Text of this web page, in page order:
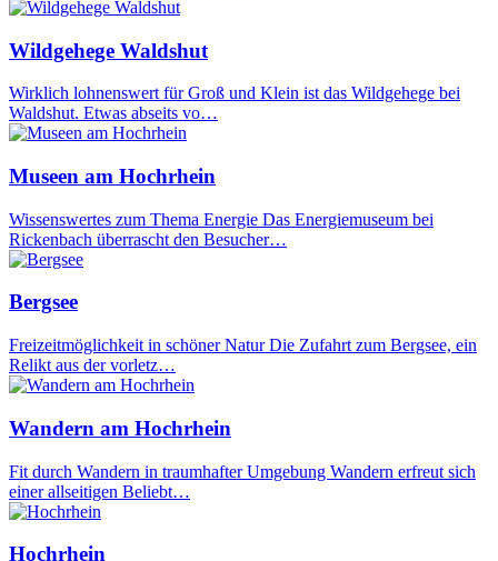
Wildgehege Waldshut
Wirklich lohnenswert für Groß und Klein ist das Wildgehege bei
Waldshut. Etwas abseits vo…
Museen am Hochrhein
Wissenswertes zum Thema Energie Das Energiemuseum bei
Rickenbach überrascht den Besucher…
Bergsee
Freizeitmöglichkeit in schöner Natur Die Zufahrt zum Bergsee, ein
Relikt aus der vorletz…
Wandern am Hochrhein
Fit durch Wandern in traumhafter Umgebung Wandern erfreut sich
einer allseitigen Beliebt…
Hochrhein